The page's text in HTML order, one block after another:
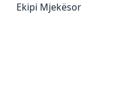
Ekipi Mjekësor